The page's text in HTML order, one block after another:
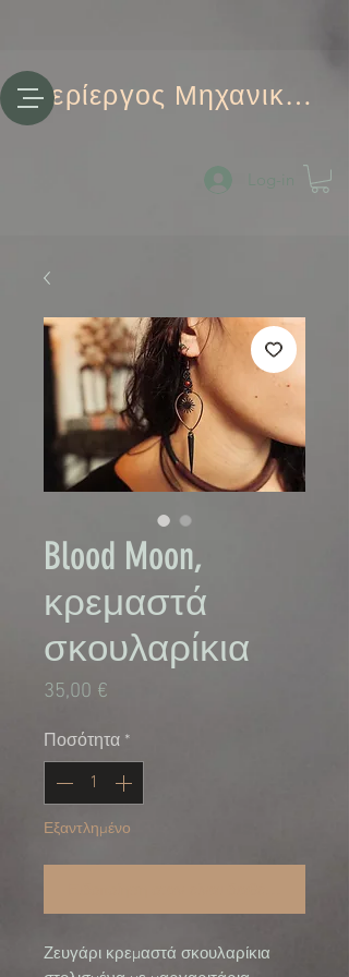
Περίεργος Μηχανικός
Log-in
Blood Moon,
κρεμαστά
σκουλαρίκια
35,00 €
Ποσότητα *
Εξαντλημένο
Ζευγάρι κρεμαστά σκουλαρίκια